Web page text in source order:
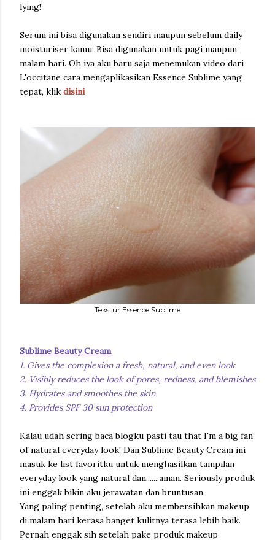
lying!
Serum ini bisa digunakan sendiri maupun sebelum daily
moisturiser kamu. Bisa digunakan untuk pagi maupun
malam hari. Oh iya aku baru saja menemukan video dari
L'occitane cara mengaplikasikan Essence Sublime yang
tepat, klik disini
Tekstur Essence Sublime
Sublime Beauty Cream
1. Gives the complexion a fresh, natural, and even look
2. Visibly reduces the look of pores, redness, and blemishes
3. Hydrates and smoothes the skin
4. Provides SPF 30 sun protection
Kalau udah sering baca blogku pasti tau that I'm a big fan
of natural everyday look! Dan Sublime Beauty Cream ini
masuk ke list favoritku untuk menghasilkan tampilan
everyday look yang natural dan.......aman. Seriously produk
ini enggak bikin aku jerawatan dan bruntusan.
Yang paling penting, setelah aku membersihkan makeup
di malam hari kerasa banget kulitnya terasa lebih baik.
Pernah enggak sih setelah pake produk makeup